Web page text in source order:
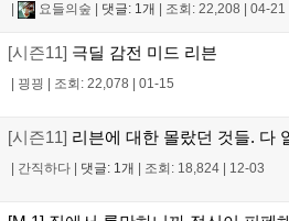
요들의숲 댓글: 1개 조회: 22,208 04-21
[시즌11] 극딜 감전 미드 리븐
끵끵 조회: 22,078 01-15
[시즌11] 리븐에 대한 몰랐던 것들. 다
간직하다 댓글: 1개 조회: 18,824 12-03